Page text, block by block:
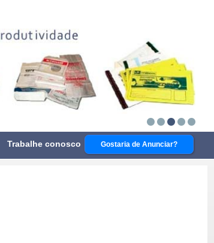
Trabalhe conosco Gostaria de Anunciar?